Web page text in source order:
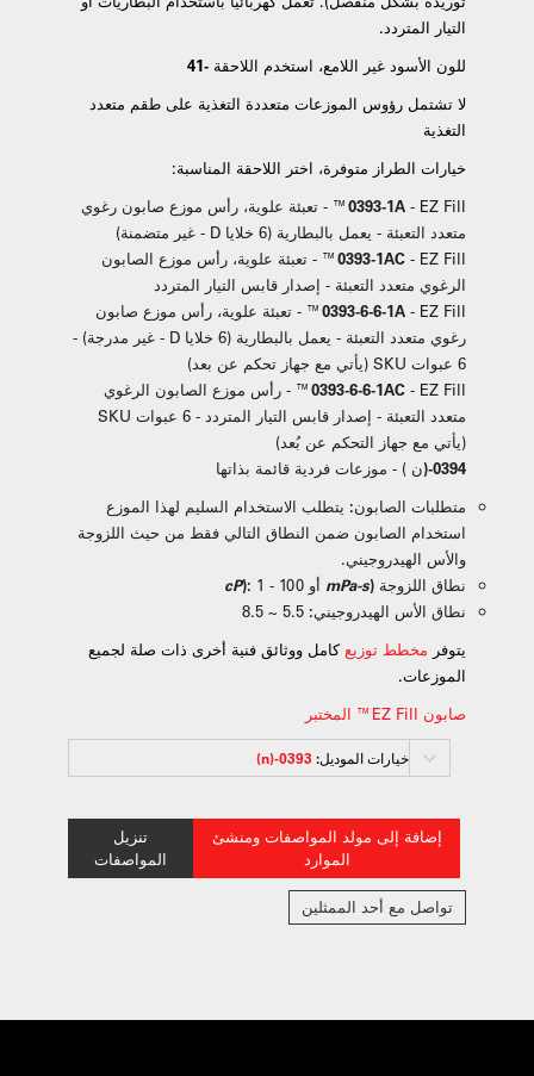
التيار المتردد.
للون الأسود غير اللامع، استخدم اللاحقة -41
لا تشتمل رؤوس الموزعات متعددة التغذية على طقم متعدد
التغذية
خيارات الطراز متوفرة، اختر اللاحقة المناسبة:
0393-1A
- EZ Fill™ - تعبئة علوية، رأس موزع صابون رغوي
متعدد التعبئة - يعمل بالبطارية (6 خلايا D - غير متضمنة)
0393-1AC
- EZ Fill™ - تعبئة علوية، رأس موزع الصابون
الرغوي متعدد التعبئة - إصدار قابس التيار المتردد
0393-6-6-1A
- EZ Fill™ - تعبئة علوية، رأس موزع صابون
رغوي متعدد التعبئة - يعمل بالبطارية (6 خلايا D - غير مدرجة) -
6 عبوات SKU (يأتي مع جهاز تحكم عن بعد)
0393-6-6-1AC
- EZ Fill™ - رأس موزع الصابون الرغوي
متعدد التعبئة - إصدار قابس التيار المتردد - 6 عبوات SKU
(يأتي مع جهاز التحكم عن بُعد)
0394-(ن
) - موزعات فردية قائمة بذاتها
متطلبات الصابون: يتطلب الاستخدام السليم لهذا الموزع
استخدام الصابون ضمن النطاق التالي فقط من حيث اللزوجة
والأس الهيدروجيني.
نطاق اللزوجة (mPa-s أو cP): 1 - 100
نطاق الأس الهيدروجيني:
يتوفر مخطط توزيع كامل ووثائق فنية أخرى ذات صلة لجميع
الموزعات.
صابون EZ Fill™ المختبر
خيارات الموديل: 0393-(n)
إضافة إلى مولد المواصفات ومنشئ
الموارد
تنزيل
المواصفات
تواصل مع أحد الممثلين